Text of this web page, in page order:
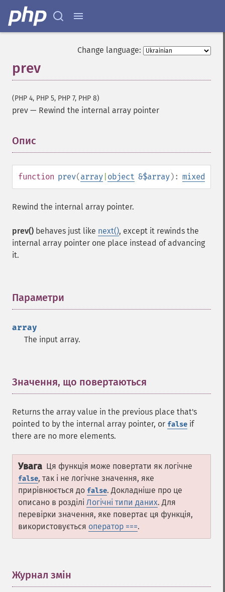
Change language:
prev
(PHP 4, PHP 5, PHP 7, PHP 8)
prev — Rewind the internal array pointer
Опис
function prev(array object &$array): mixed
Rewind the internal array pointer.
prev() behaves just like next(), except it rewinds the
internal array pointer one place instead of advancing
it.
Параметри
array
The input array.
Значення, що повертаються
Returns the array value in the previous place that's
pointed to by the internal array pointer, or false if
there are no more elements.
Увага Ця функція може повертати як логічне
false, так і не логічне значення, яке
прирівнюється до false. Докладніше про це
описано в розділі Логічні типи даних. Для
перевірки значення, яке повертає ця функція,
використовується оператор ===.
Журнал змін